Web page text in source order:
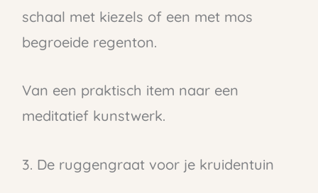
schaal met kiezels of een met mos
begroeide regenton.
Van een praktisch item naar een
meditatief kunstwerk.
3. De ruggengraat voor je kruidentuin